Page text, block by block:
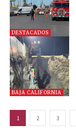
DESTACADOS
BAJA CALIFORNIA
1 2 3